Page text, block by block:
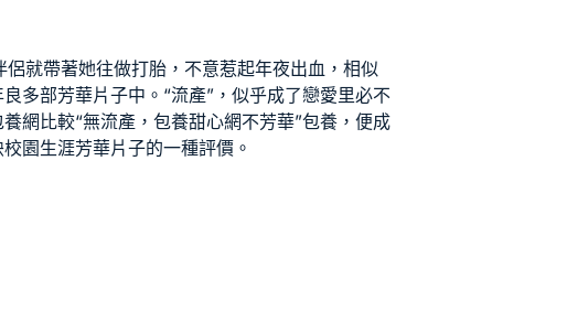
就帶著她往做打胎，不意惹起年夜出血，相似
多部芳華片子中。“流產”，似乎成了戀愛里必不
養網比較“無流產，包養甜心網不芳華”包養 ，便成
園生涯芳華片子的一種評價。